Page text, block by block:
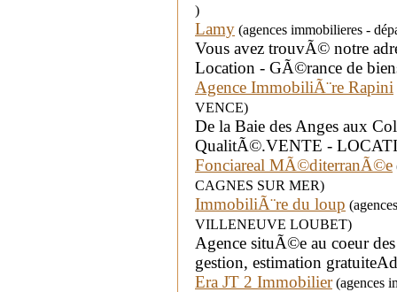
)
Lamy (agences immobilieres -
Vous avez trouvÃ© notre
Location - GÃ©rance de
Agence ImmobiliÃ¨re Rapini
VENCE)
De la Baie des Anges aux
QualitÃ©.VENTE -
Fonciareal MÃ©diterranÃ©e
CAGNES SUR MER)
ImmobiliÃ¨re du loup
VILLENEUVE LOUBET)
Agence situÃ©e au coeur
gestion, estimation
Era JT 2 Immobilier(agences